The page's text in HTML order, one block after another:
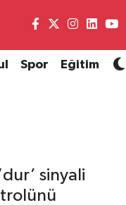
Spor Eğitim
sinyali